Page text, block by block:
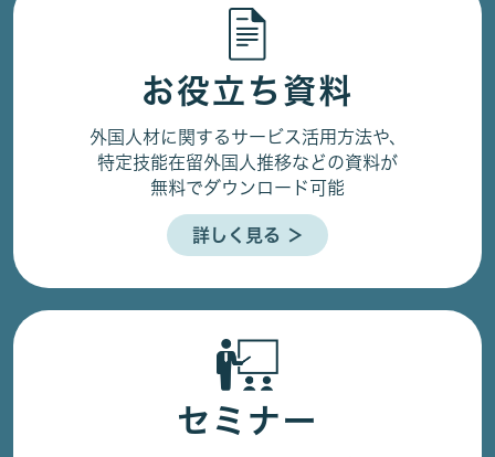
お役立ち資料
外国人材に関するサービス活用方法や、
特定技能在留外国人推移などの資料が
無料でダウンロード可能
詳しく見る ＞
セミナー